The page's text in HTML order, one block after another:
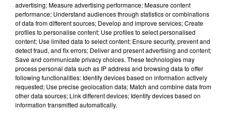
Le Duel - Gagnez vos entrées
pour le parc animalier de votre
choix !
Destination Vacances - Gagnez
votre séjour en famille au cœur
de la...
advertising; Measure advertising performance; Measure content
performance; Understand audiences through statistics or combinations
of data from different sources; Develop and improve services; Create
profiles to personalise content; Use profiles to select personalised
content; Use limited data to select content; Ensure security, prevent and
detect fraud, and fix errors; Deliver and present advertising and content;
Save and communicate privacy choices. These technologies may
process personal data such as IP address and browsing data to offer
following functionalities: Identify devices based on information actively
requested; Use precise geolocation data; Match and combine data from
other data sources; Link different devices; Identify devices based on
information transmitted automatically.